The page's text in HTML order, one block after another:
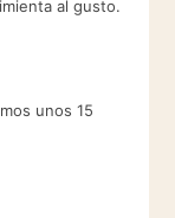
al gusto.
unos 15